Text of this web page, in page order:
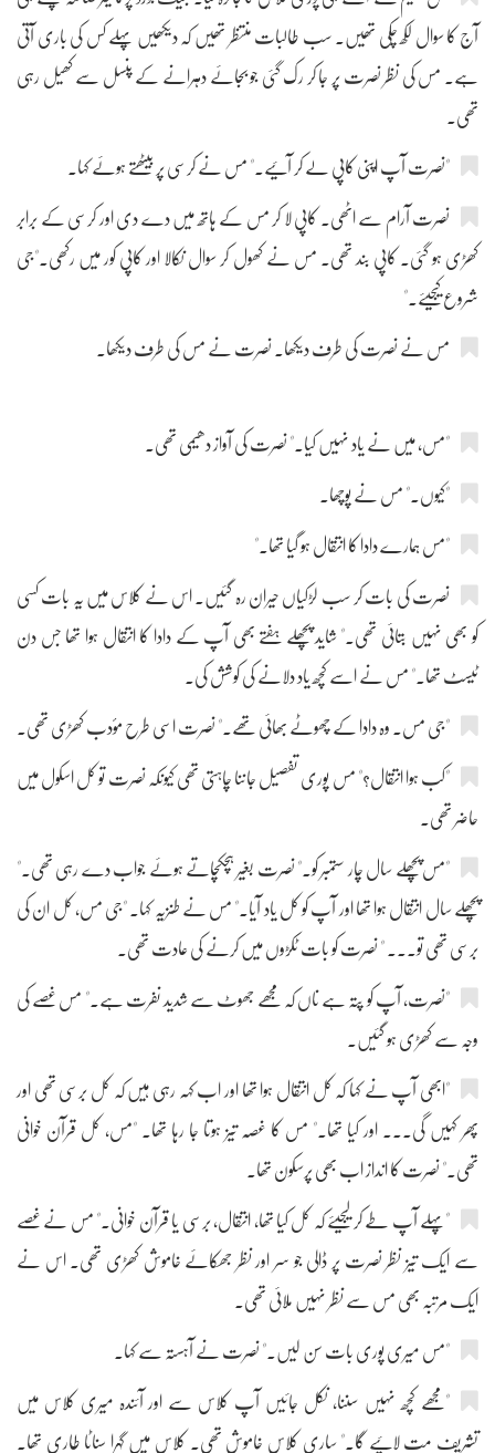
آج کا سوال لکھ چکی تھیں۔ سب طالبات منتظر تھیں کہ دیکھیں پہلے کس کی باری آتی
ہے۔ مس کی نظر نصرت پر جا کر رک گئی جو بجائے دہرانے کے پنسل سے کھیل رہی
تھی۔
"نصرت آپ اپنی کاپی لے کر آئیے۔" مس نے کرسی پر بیٹھتے ہوئے کہا۔
نصرت آرام سے اٹھی۔ کاپی لا کر مس کے ہاتھ میں دے دی اور کرسی کے برابر
کھڑی ہو گئی۔ کاپی بند تھی۔ مس نے کھول کر سوال نکالا اور کاپی کور میں رکھی۔"جی
شروع کیجیئے۔"
مس نے نصرت کی طرف دیکھا۔ نصرت نے مس کی طرف دیکھا۔
"مس، میں نے یاد نہیں کیا۔" نصرت کی آواز دھیمی تھی۔
"کیوں۔" مس نے پوچھا۔
"مس ہمارے دادا کا انتقال ہو گیا تھا۔"
نصرت کی بات کر سب لڑکیاں حیران رہ گئیں۔ اس نے کلاس میں یہ بات کسی
کو بھی نہیں بتائی تھی۔" شاید پچھلے ہفتے بھی آپ کے دادا کا انتقال ہوا تھا جس دن
ٹیسٹ تھا۔" مس نے اسے کچھ یاد دلانے کی کوشش کی۔
"جی مس۔ وہ دادا کے چھوٹے بھائی تھے۔" نصرت اسی طرح مؤدب کھڑی تھی۔
"کب ہوا انتقال؟" مس پوری تفصیل جاننا چاہتی تھی کیونکہ نصرت تو کل اسکول میں
حاضر تھی۔
"مس پچھلے سال چار ستمبر کو۔" نصرت بغیر ہچکچاتے ہوئے جواب دے رہی تھی۔"
پچھلے سال انتقال ہوا تھا اور آپ کو کل یاد آیا۔" مس نے طنزیہ کہا۔ "جی مس، کل ان کی
برسی تھی تو۔۔۔ " نصرت کو بات ٹکڑوں میں کرنے کی عادت تھی۔
"نصرت، آپ کو پتہ ہے ناں کہ مجھے جھوٹ سے شدید نفرت ہے۔" مس غصے کی
وجہ سے کھڑی ہو گئیں۔
"ابھی آپ نے کہا کہ کل انتقال ہوا تھا اور اب کہہ رہی ہیں کہ کل برسی تھی اور
پھر کہیں گی۔۔۔ اور کیا تھا۔" مس کا غصہ تیز ہوتا جا رہا تھا۔ "مس، کل قرآن خوانی
تھی۔" نصرت کا انداز اب بھی پرسکون تھا۔
"پہلے آپ طے کر لیجیئے کہ کل کیا تھا، انتقال، برسی یا قرآن خوانی۔" مس نے غصے
سے ایک تیز نظر نصرت پر ڈالی جو سر اور نظر جھکائے خاموش کھڑی تھی۔ اس نے
ایک مرتبہ بھی مس سے نظر نہیں ملائی تھی۔
"مس میری پوری بات سن لیں۔" نصرت نے آہستہ سے کہا۔
"مجھے کچھ نہیں سننا، نکل جائیں آپ کلاس سے اور آئندہ میری کلاس میں
تشریف مت لائیے گا۔" ساری کلاس خاموش تھی۔ کلاس میں گہرا سناٹا طاری تھا۔